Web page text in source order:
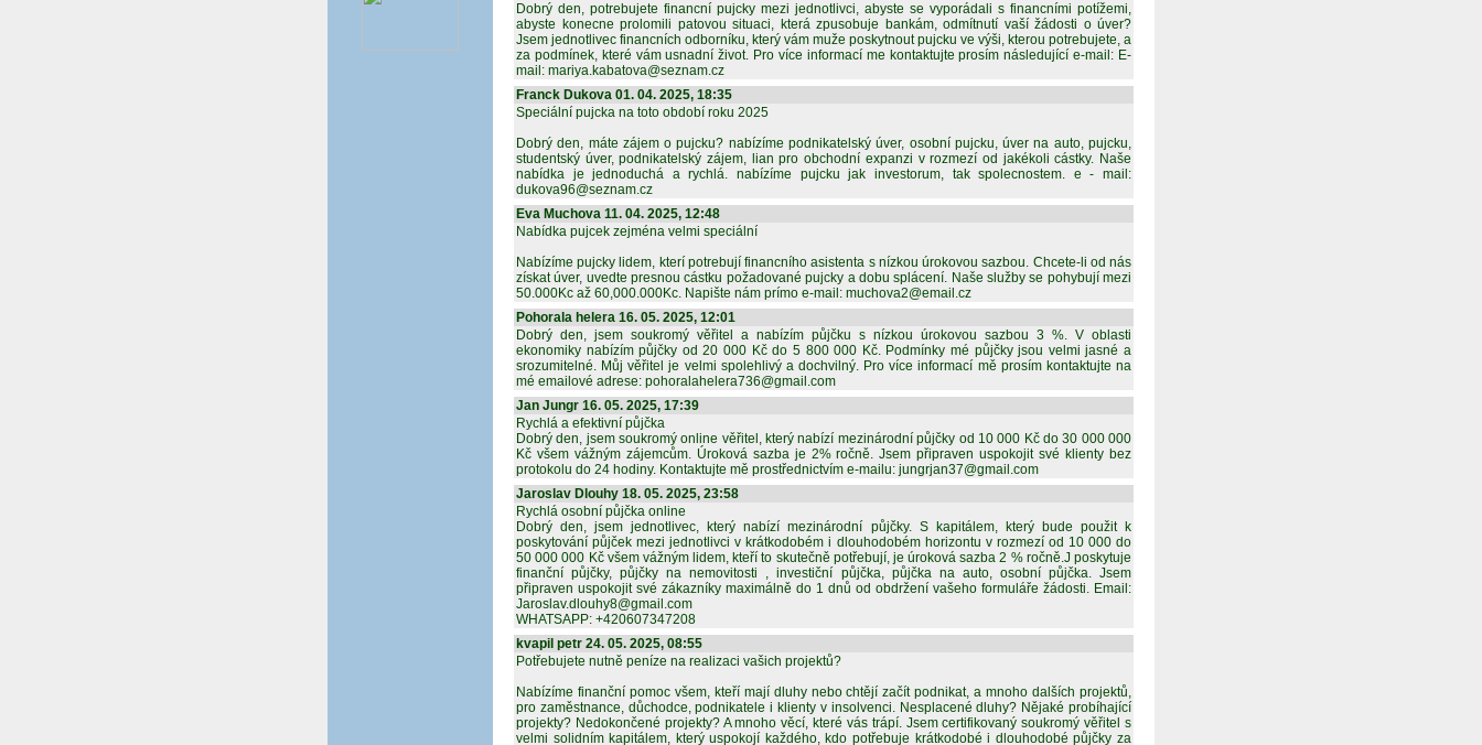
Dobrý den, potrebujete financní pujcky mezi jednotlivci, abyste se vyporádali s financními potížemi,
abyste konecne prolomili patovou situaci, která zpusobuje bankám, odmítnutí vaší žádosti o úver?
Jsem jednotlivec financních odborníku, který vám muže poskytnout pujcku ve výši, kterou potrebujete, a
za podmínek, které vám usnadní život. Pro více informací me kontaktujte prosím následující e-mail: E-
mail: mariya.kabatova@seznam.cz
Franck Dukova 01. 04. 2025, 18:35
Speciální pujcka na toto období roku 2025
Dobrý den, máte zájem o pujcku? nabízíme podnikatelský úver, osobní pujcku, úver na auto, pujcku,
studentský úver, podnikatelský zájem, lian pro obchodní expanzi v rozmezí od jakékoli cástky. Naše
nabídka je jednoduchá a rychlá. nabízíme pujcku jak investorum, tak spolecnostem. e - mail:
dukova96@seznam.cz
Eva Muchova 11. 04. 2025, 12:48
Nabídka pujcek zejména velmi speciální
Nabízíme pujcky lidem, kterí potrebují financního asistenta s nízkou úrokovou sazbou. Chcete-li od nás
získat úver, uvedte presnou cástku požadované pujcky a dobu splácení. Naše služby se pohybují mezi
50.000Kc až 60,000.000Kc. Napište nám prímo e-mail: muchova2@email.cz
Pohorala helera 16. 05. 2025, 12:01
Dobrý den, jsem soukromý věřitel a nabízím půjčku s nízkou úrokovou sazbou 3 %. V oblasti
ekonomiky nabízím půjčky od 20 000 Kč do 5 800 000 Kč. Podmínky mé půjčky jsou velmi jasné a
srozumitelné. Můj věřitel je velmi spolehlivý a dochvilný. Pro více informací mě prosím kontaktujte na
mé emailové adrese: pohoralahelera736@gmail.com
Jan Jungr 16. 05. 2025, 17:39
Rychlá a efektivní půjčka
Dobrý den, jsem soukromý online věřitel, který nabízí mezinárodní půjčky od 10 000 Kč do 30 000 000
Kč všem vážným zájemcům. Úroková sazba je 2% ročně. Jsem připraven uspokojit své klienty bez
protokolu do 24 hodiny. Kontaktujte mě prostřednictvím e-mailu: jungrjan37@gmail.com
Jaroslav Dlouhy 18. 05. 2025, 23:58
Rychlá osobní půjčka online
Dobrý den, jsem jednotlivec, který nabízí mezinárodní půjčky. S kapitálem, který bude použit k
poskytování půjček mezi jednotlivci v krátkodobém i dlouhodobém horizontu v rozmezí od 10 000 do
50 000 000 Kč všem vážným lidem, kteří to skutečně potřebují, je úroková sazba 2 % ročně.J poskytuje
finanční půjčky, půjčky na nemovitosti , investiční půjčka, půjčka na auto, osobní půjčka. Jsem
připraven uspokojit své zákazníky maximálně do 1 dnů od obdržení vašeho formuláře žádosti. Email:
Jaroslav.dlouhy8@gmail.com
WHATSAPP: +420607347208
kvapil petr 24. 05. 2025, 08:55
Potřebujete nutně peníze na realizaci vašich projektů?
Nabízíme finanční pomoc všem, kteří mají dluhy nebo chtějí začít podnikat, a mnoho dalších projektů,
pro zaměstnance, důchodce, podnikatele i klienty v insolvenci. Nesplacené dluhy? Nějaké probíhající
projekty? Nedokončené projekty? A mnoho věcí, které vás trápí. Jsem certifikovaný soukromý věřitel s
velmi solidním kapitálem, který uspokojí každého, kdo potřebuje krátkodobé i dlouhodobé půjčky za